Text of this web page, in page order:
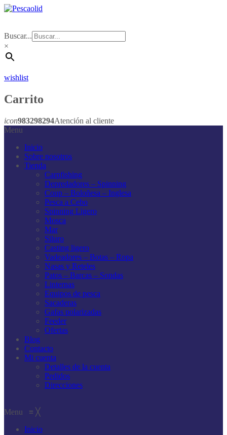
Buscar...
×
wishlist
Carrito
icon983298294Atención al cliente
Menu
Inicio
Sobre nosotros
Tienda
Carpfishing
Depredadores – Spinning
Coup – Boloñesa – Inglesa
Pesca a Cebo
Spinning Ligero
Mosca
Mar
Siluro
Casting ligero
Vadeadores – Botas – Ropa
Nasas y Reteles
Patos – Barcas – Sondas
Linternas
Equipos de pesca
Sacaderas
Gafas polarizadas
Feeder
Ofertas
Blog
Contacto
Mi cuenta
Detalles de la cuenta
Pedidos
Direcciones
Menu ≡ ╳
Inicio